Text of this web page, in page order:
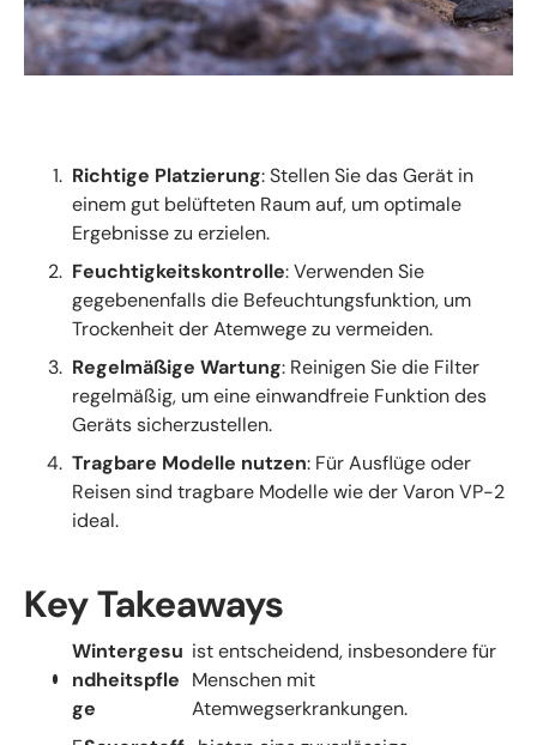
Richtige Platzierung: Stellen Sie das Gerät in
einem gut belüfteten Raum auf, um optimale
Ergebnisse zu erzielen.
Feuchtigkeitskontrolle: Verwenden Sie
gegebenenfalls die Befeuchtungsfunktion, um
Trockenheit der Atemwege zu vermeiden.
Regelmäßige Wartung: Reinigen Sie die Filter
regelmäßig, um eine einwandfreie Funktion des
Geräts sicherzustellen.
Tragbare Modelle nutzen: Für Ausflüge oder
Reisen sind tragbare Modelle wie der Varon VP-2
ideal.
Key Takeaways
Wintergesu
ndheitspfle
ge
ist entscheidend, insbesondere für
Menschen mit
Atemwegserkrankungen.